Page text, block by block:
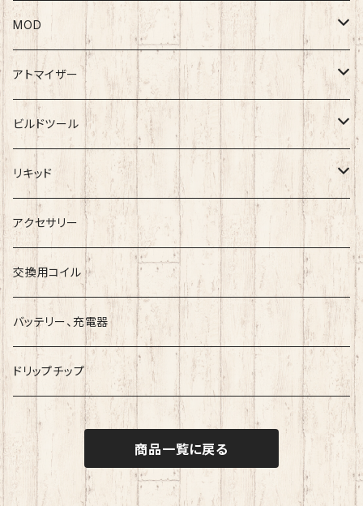
MOD
テクニカルMOD
メカニカルMOD
アトマイザー
RDA
BlackRose
RTA
ArcanaMods/PIPELINE
Umbrella Mods
Ambition Mods
RDTA
Freak
クリアロマイザー
ビルドツール
ワイヤー
コットン
ツール
リキッド
Vape Sapporoー道産子リキッドー
ESC
国産リキッド
MKVAPE
BaksLiquidLab
小江戸工房
海外産リキッド
Bandito Juice
COF『Cloudy O Funky』
アクセサリー
交換用コイル
バッテリー、充電器
ドリップチップ
商品一覧に戻る